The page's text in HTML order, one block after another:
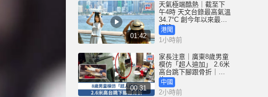
01:42
天氣極端酷熱｜截至下
午4時 天文台錄最高氣溫
34.7°C 創今年以來最高
紀錄
港聞
1小時前
00:31
家長注意｜廣東8歲男童
模仿「超人迪加」 2.6米
高台跳下腳跟骨折｜有
片中國
2小時前